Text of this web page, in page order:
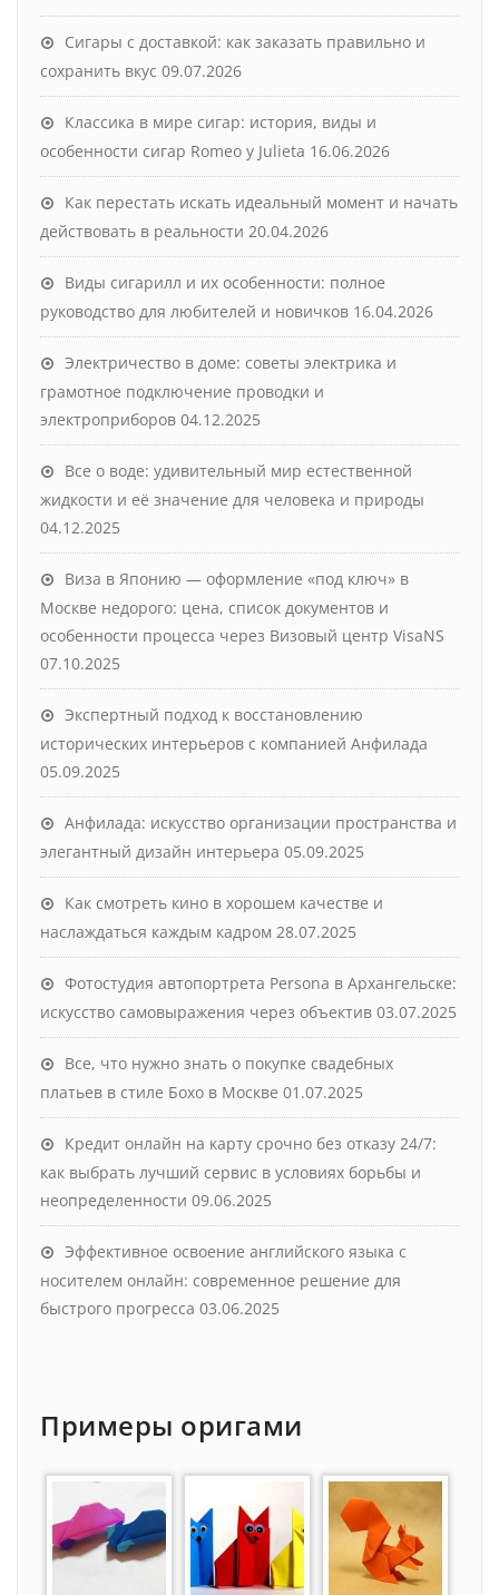
Сигары с доставкой: как заказать правильно и
сохранить вкус 09.07.2026
Классика в мире сигар: история, виды и
особенности сигар Romeo y Julieta 16.06.2026
Как перестать искать идеальный момент и начать
действовать в реальности 20.04.2026
Виды сигарилл и их особенности: полное
руководство для любителей и новичков 16.04.2026
Электричество в доме: советы электрика и
грамотное подключение проводки и
электроприборов 04.12.2025
Все о воде: удивительный мир естественной
жидкости и её значение для человека и природы
04.12.2025
Виза в Японию — оформление «под ключ» в
Москве недорого: цена, список документов и
особенности процесса через Визовый центр VisaNS
07.10.2025
Экспертный подход к восстановлению
исторических интерьеров с компанией Анфилада
05.09.2025
Анфилада: искусство организации пространства и
элегантный дизайн интерьера 05.09.2025
Как смотреть кино в хорошем качестве и
наслаждаться каждым кадром 28.07.2025
Фотостудия автопортрета Persona в Архангельске:
искусство самовыражения через объектив 03.07.2025
Все, что нужно знать о покупке свадебных
платьев в стиле Бохо в Москве 01.07.2025
Кредит онлайн на карту срочно без отказу 24/7:
как выбрать лучший сервис в условиях борьбы и
неопределенности 09.06.2025
Эффективное освоение английского языка с
носителем онлайн: современное решение для
быстрого прогресса 03.06.2025
Примеры оригами